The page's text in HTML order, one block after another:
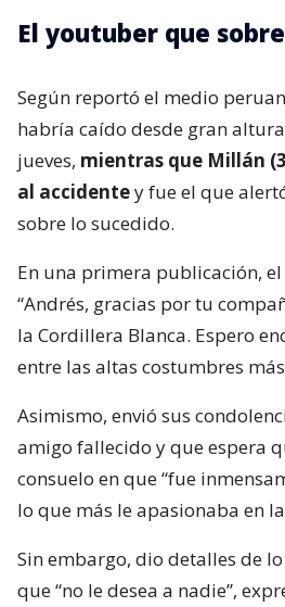
El youtuber que
Según reportó el medio
habría caído desde gran
jueves, mientras que Millán
al accidentey fue el que
sobre lo sucedido.
En una primera publicación,
“Andrés, gracias por tu
la Cordillera Blanca. Espero
entre las altas costumbres
Asimismo, envió sus
amigo fallecido y que espera
consuelo en que “fue
lo que más le apasionaba en
Sin embargo, dio detalles de
que “no le desea a nadie”,